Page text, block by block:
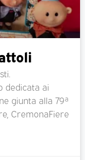
dedicata ai
giunta alla 79ª
CremonaFiere